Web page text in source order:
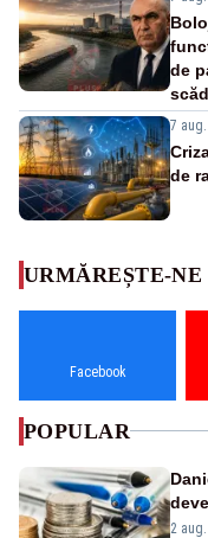
de
7
de
URMĂREȘTE-NE
Facebook
POPULAR
2